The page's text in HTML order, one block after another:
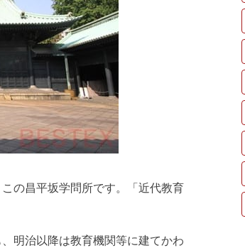
の昌平坂学問所です。「近代教育
明治以降は教育機関等に建てかわ